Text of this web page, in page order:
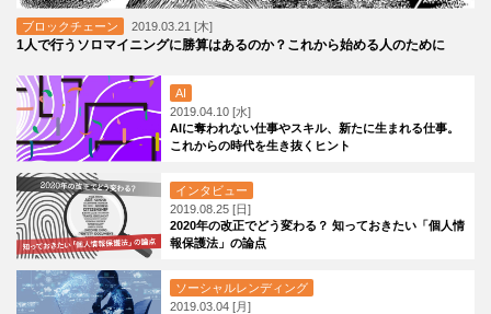
ブロックチェーン 2019.03.21 [木]
1人で行うソロマイニングに勝算はあるのか？これから始める人のために
AI
2019.04.10 [水]
AIに奪われない仕事やスキル、新たに生まれる仕事。
これからの時代を生き抜くヒント
インタビュー
2019.08.25 [日]
2020年の改正でどう変わる？ 知っておきたい「個人情
報保護法」の論点
ソーシャルレンディング
2019.03.04 [月]